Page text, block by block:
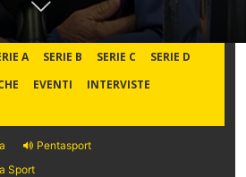
A SERIE B SERIE C
SERIE D
EVENTI
INTERVISTE
Pentasport
Sport